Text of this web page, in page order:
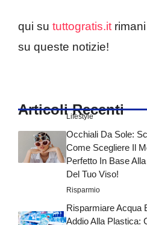
qui su tuttogratis.it
su queste notizie!
Articoli Recenti
Lifestyle
Occhiali Da Sole:
Come Scegliere Il
Perfetto In Base
Del Tuo Viso!
Risparmio
Risparmiare Acqua
Addio Alla Plastica: